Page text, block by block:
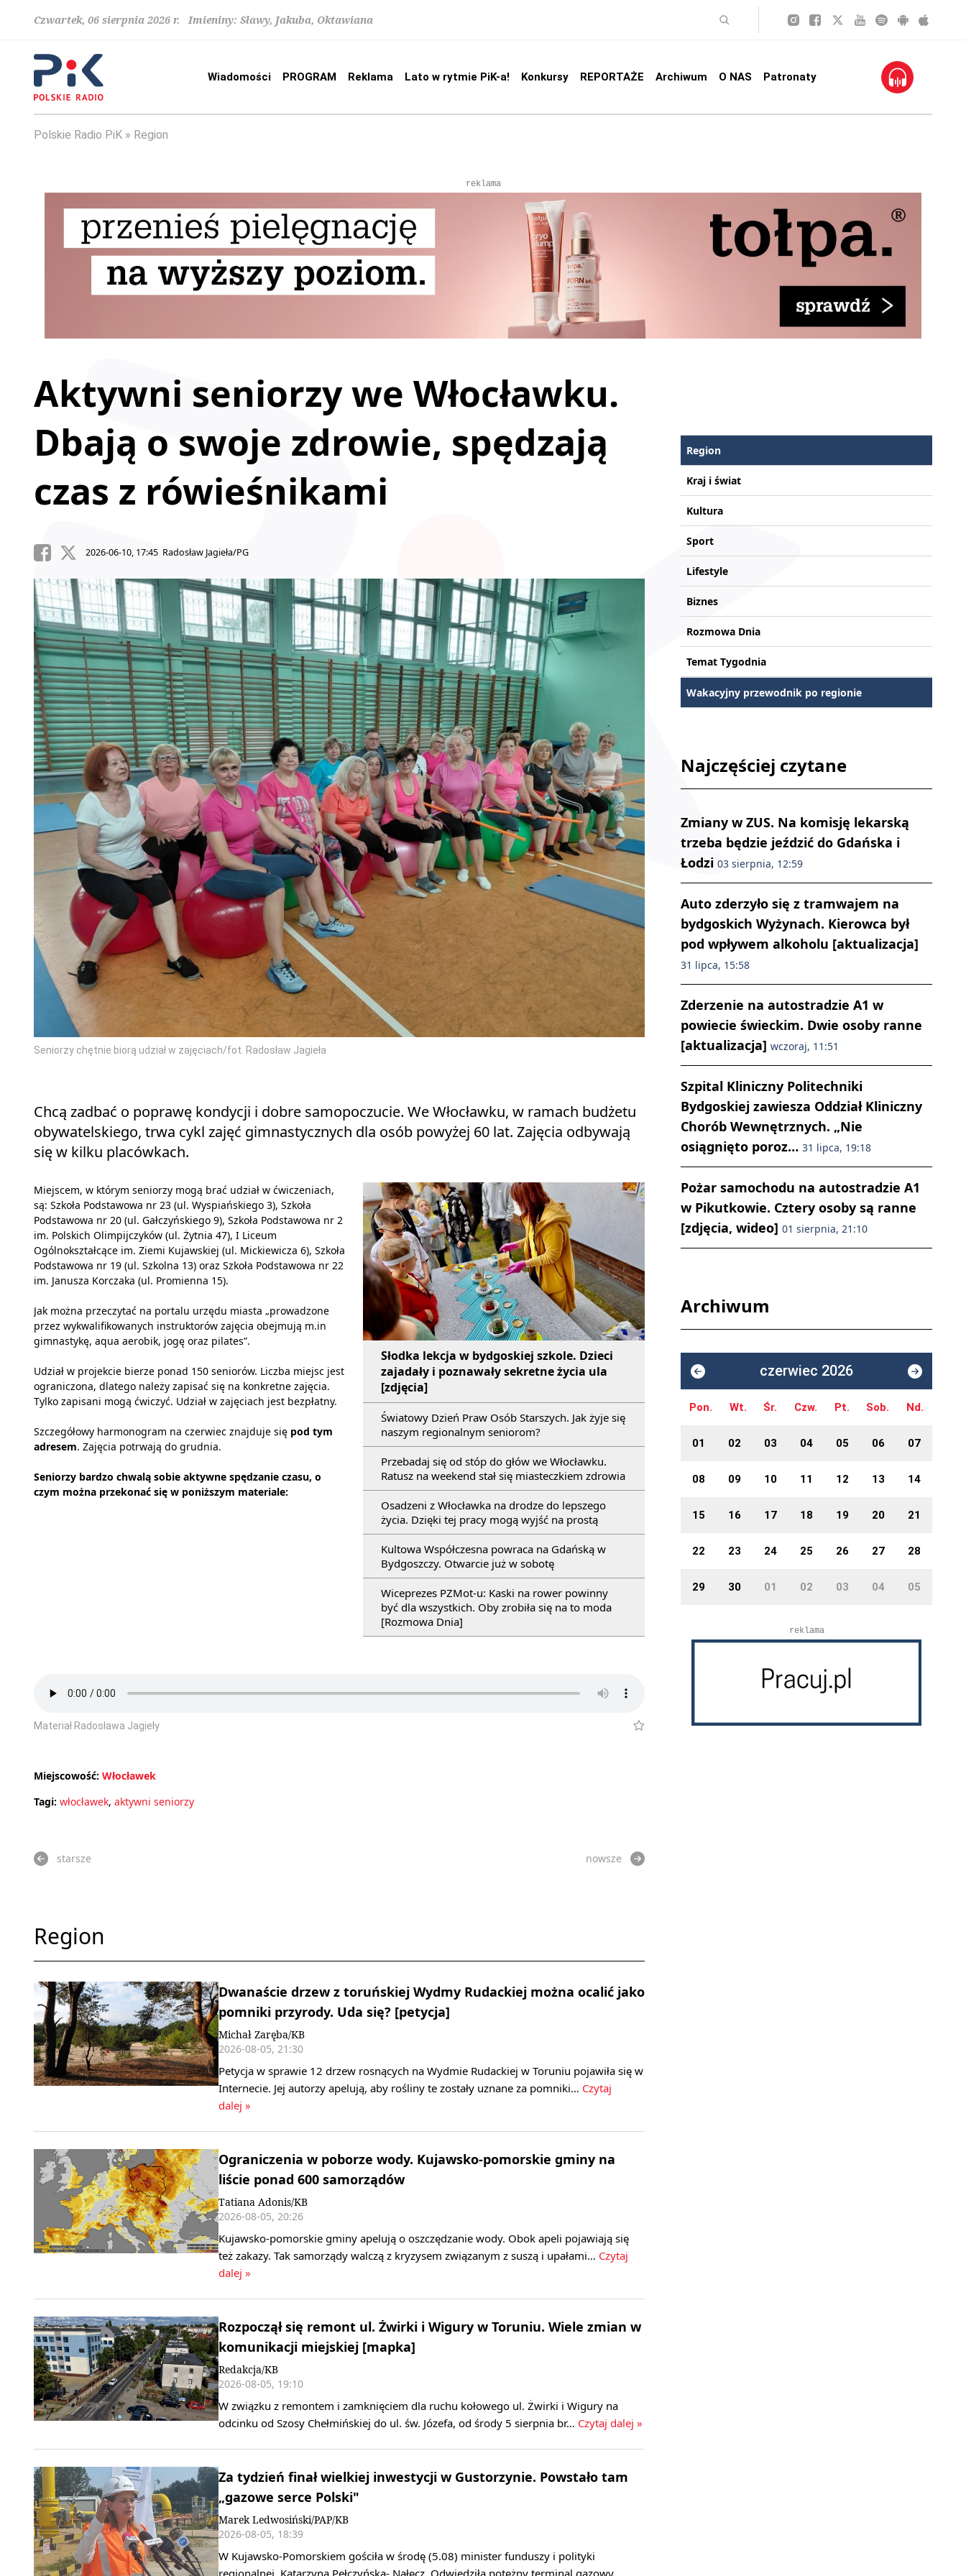
Czwartek, 06 sierpnia 2026 r. Imieniny: Sławy, Jakuba, Oktawiana
Wiadomości PROGRAM Reklama Lato w rytmie PiK-a! Konkursy REPORTAŻE Archiwum O NAS Patronaty
Polskie Radio PiK Region
reklama
Aktywni seniorzy we Włocławku.
Dbają o swoje zdrowie, spędzają
czas z rówieśnikami
2026-06-10, 17:45 Radosław Jagieła/PG
Seniorzy chętnie biorą udział w zajęciach/fot. Radosław Jagieła
Chcą zadbać o poprawę kondycji i dobre samopoczucie. We Włocławku, w ramach budżetu
obywatelskiego, trwa cykl zajęć gimnastycznych dla osób powyżej 60 lat. Zajęcia odbywają
się w kilku placówkach.
Słodka lekcja w bydgoskiej szkole. Dzieci
zajadały i poznawały sekretne życia ula
[zdjęcia]
Światowy Dzień Praw Osób Starszych. Jak żyje się
naszym regionalnym seniorom?
Przebadaj się od stóp do głów we Włocławku.
Ratusz na weekend stał się miasteczkiem zdrowia
Osadzeni z Włocławka na drodze do lepszego
życia. Dzięki tej pracy mogą wyjść na prostą
Kultowa Współczesna powraca na Gdańską w
Bydgoszczy. Otwarcie już w sobotę
Wiceprezes PZMot-u: Kaski na rower powinny
być dla wszystkich. Oby zrobiła się na to moda
[Rozmowa Dnia]
Miejscem, w którym seniorzy mogą brać udział w ćwiczeniach,
są: Szkoła Podstawowa nr 23 (ul. Wyspiańskiego 3), Szkoła
Podstawowa nr 20 (ul. Gałczyńskiego 9), Szkoła Podstawowa nr 2
im. Polskich Olimpijczyków (ul. Żytnia 47), I Liceum
Ogólnokształcące im. Ziemi Kujawskiej (ul. Mickiewicza 6), Szkoła
Podstawowa nr 19 (ul. Szkolna 13) oraz Szkoła Podstawowa nr 22
im. Janusza Korczaka (ul. Promienna 15).
Jak można przeczytać na portalu urzędu miasta „prowadzone
przez wykwalifikowanych instruktorów zajęcia obejmują m.in
gimnastykę, aqua aerobik, jogę oraz pilates”.
Udział w projekcie bierze ponad 150 seniorów. Liczba miejsc jest
ograniczona, dlatego należy zapisać się na konkretne zajęcia.
Tylko zapisani mogą ćwiczyć. Udział w zajęciach jest bezpłatny.
Szczegółowy harmonogram na czerwiec znajduje się pod tym
adresem. Zajęcia potrwają do grudnia.
Seniorzy bardzo chwalą sobie aktywne spędzanie czasu, o
czym można przekonać się w poniższym materiale:
Materiał Radosława Jagieły
Miejscowość: Włocławek
Tagi: włocławek, aktywni seniorzy
starsze nowsze
Region
Dwanaście drzew z toruńskiej Wydmy Rudackiej można ocalić jako
pomniki przyrody. Uda się? [petycja]
Michał Zaręba/KB
2026-08-05, 21:30
Petycja w sprawie 12 drzew rosnących na Wydmie Rudackiej w Toruniu pojawiła się w
Internecie. Jej autorzy apelują, aby rośliny te zostały uznane za pomniki… Czytaj
dalej »
Ograniczenia w poborze wody. Kujawsko-pomorskie gminy na
liście ponad 600 samorządów
Tatiana Adonis/KB
2026-08-05, 20:26
Kujawsko-pomorskie gminy apelują o oszczędzanie wody. Obok apeli pojawiają się
też zakazy. Tak samorządy walczą z kryzysem związanym z suszą i upałami… Czytaj
dalej »
Rozpoczął się remont ul. Żwirki i Wigury w Toruniu. Wiele zmian w
komunikacji miejskiej [mapka]
Redakcja/KB
2026-08-05, 19:10
W związku z remontem i zamknięciem dla ruchu kołowego ul. Żwirki i Wigury na
odcinku od Szosy Chełmińskiej do ul. św. Józefa, od środy 5 sierpnia br… Czytaj dalej »
Za tydzień finał wielkiej inwestycji w Gustorzynie. Powstało tam
„gazowe serce Polski"
Marek Ledwosiński/PAP/KB
2026-08-05, 18:39
W Kujawsko-Pomorskiem gościła w środę (5.08) minister funduszy i polityki
Region
Kraj i świat
Kultura
Sport
Lifestyle
Biznes
Rozmowa Dnia
Temat Tygodnia
Wakacyjny przewodnik po regionie
Najczęściej czytane
Zmiany w ZUS. Na komisję lekarską
trzeba będzie jeździć do Gdańska i
Łodzi 03 sierpnia, 12:59
Auto zderzyło się z tramwajem na
bydgoskich Wyżynach. Kierowca był
pod wpływem alkoholu [aktualizacja]
31 lipca, 15:58
Zderzenie na autostradzie A1 w
powiecie świeckim. Dwie osoby ranne
[aktualizacja] wczoraj, 11:51
Szpital Kliniczny Politechniki
Bydgoskiej zawiesza Oddział Kliniczny
Chorób Wewnętrznych. „Nie
osiągnięto poroz… 31 lipca, 19:18
Pożar samochodu na autostradzie A1
w Pikutkowie. Cztery osoby są ranne
[zdjęcia, wideo] 01 sierpnia, 21:10
Archiwum
czerwiec 2026
Pon. Wt. Śr. Czw. Pt. Sob. Nd.
01 02 03 04 05 06 07
08 09 10 11 12 13 14
15 16 17 18 19 20 21
22 23 24 25 26 27 28
29 30 01 02 03 04 05
reklama